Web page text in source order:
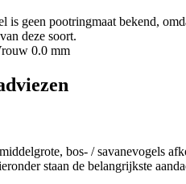
is geen pootringmaat bekend,
deze soort.
0.0 mm
bos- / savanevogels
staan de belangrijkste